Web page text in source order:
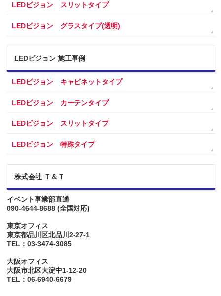
LEDビジョン スリットタイプ
LEDビジョン グラスタイプ(透明)
LEDビジョン 施工事例
LEDビジョン キャビネットタイプ
LEDビジョン カーテンタイプ
LEDビジョン スリットタイプ
LEDビジョン 特殊タイプ
株式会社 Ｔ＆Ｔ
イベント事業部直通
090-4644-8688 (全国対応)
東京オフィス
東京都品川区北品川2-27-1
TEL：03-3474-3085
大阪オフィス
大阪市北区大淀中1-12-20
TEL：06-6940-6679